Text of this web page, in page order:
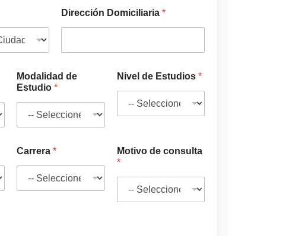
Dirección Domiciliaria *
Modalidad de
Estudio*
Nivel de Estudios *
Carrera*
Motivo de consulta
*